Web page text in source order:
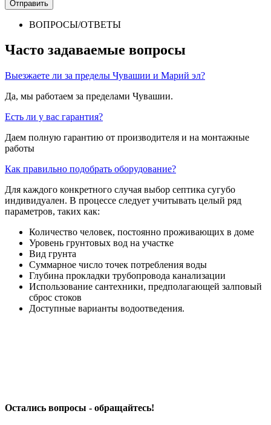
Отправить
ВОПРОСЫ/ОТВЕТЫ
Часто задаваемые вопросы
Выезжаете ли за пределы Чувашии и Марий эл?
Да, мы работаем за пределами Чувашии.
Есть ли у вас гарантия?
Даем полную гарантию от производителя и на монтажные
работы
Как правильно подобрать оборудование?
Для каждого конкретного случая выбор септика сугубо
индивидуален. В процессе следует учитывать целый ряд
параметров, таких как:
Количество человек, постоянно проживающих в доме
Уровень грунтовых вод на участке
Вид грунта
Суммарное число точек потребления воды
Глубина прокладки трубопровода канализации
Использование сантехники, предполагающей залповый
сброс стоков
Доступные варианты водоотведения.
Остались вопросы - обращайтесь!